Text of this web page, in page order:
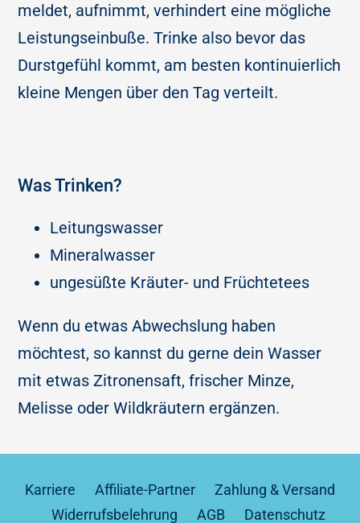
meldet, aufnimmt, verhindert eine mögliche
Leistungseinbuße. Trinke also bevor das
Durstgefühl kommt, am besten kontinuierlich
kleine Mengen über den Tag verteilt.
Was Trinken?
Leitungswasser
Mineralwasser
ungesüßte Kräuter- und Früchtetees
Wenn du etwas Abwechslung haben
möchtest, so kannst du gerne dein Wasser
mit etwas Zitronensaft, frischer Minze,
Melisse oder Wildkräutern ergänzen.
Karriere Affiliate-Partner
Zahlung & Versand
Widerrufsbelehrung
AGB Datenschutz